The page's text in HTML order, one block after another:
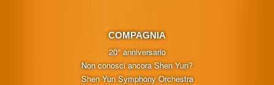
COMPAGNIA
20° anniversario
Non conosci ancora Shen Yun?
Shen Yun Symphony Orchestra